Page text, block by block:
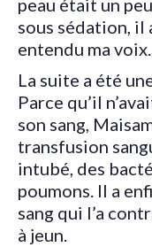
peau était un
sous sédation, il
entendu ma
La suite a été
Parce qu’il
son sang,
transfusion
intubé, des
poumons. Il a
sang qui l’a
à jeun.